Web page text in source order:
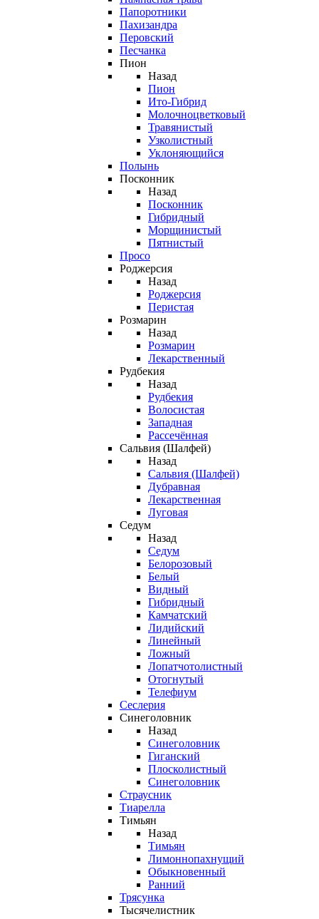
Папоротники
Пахизандра
Перовский
Песчанка
Пион
Назад
Пион
Ито-Гибрид
Молочноцветковый
Травянистый
Узколистный
Уклоняющийся
Полынь
Посконник
Назад
Посконник
Гибридный
Морщинистый
Пятнистый
Просо
Роджерсия
Назад
Роджерсия
Перистая
Розмарин
Назад
Розмарин
Лекарственный
Рудбекия
Назад
Рудбекия
Волосистая
Западная
Рассечённая
Сальвия (Шалфей)
Назад
Сальвия (Шалфей)
Дубравная
Лекарственная
Луговая
Седум
Назад
Седум
Белорозовый
Белый
Видный
Гибридный
Камчатский
Лидийский
Линейный
Ложный
Лопатчотолистный
Отогнутый
Телефиум
Сеслерия
Синеголовник
Назад
Синеголовник
Гиганский
Плосколистный
Синеголовник
Страусник
Тиарелла
Тимьян
Назад
Тимьян
Лимоннопахнущий
Обыкновенный
Ранний
Трясунка
Тысячелистник